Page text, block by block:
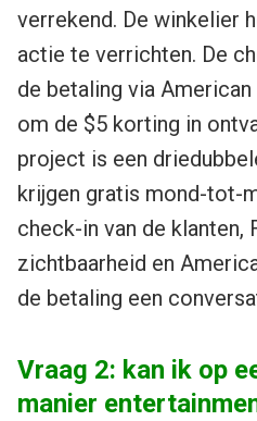
verrekend. De winkelier
actie te verrichten. De
de betaling via
om de $5 korting in
project is een
krijgen gratis mond-tot-
check-in van de klanten,
zichtbaarheid en
de betaling een
Vraag 2: kan ik op
manier